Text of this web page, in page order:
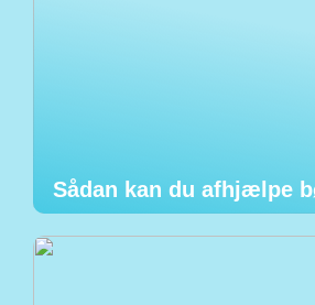
Sådan kan du afhjælpe